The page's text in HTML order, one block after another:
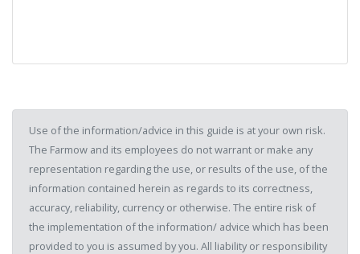
Use of the information/advice in this guide is at your own risk.
The Farmow and its employees do not warrant or make any
representation regarding the use, or results of the use, of the
information contained herein as regards to its correctness,
accuracy, reliability, currency or otherwise. The entire risk of
the implementation of the information/ advice which has been
provided to you is assumed by you. All liability or responsibility